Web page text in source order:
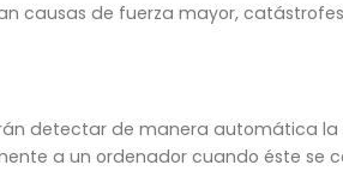
causas de fuerza mayor,
detectar de manera automática la
a un ordenador cuando éste se